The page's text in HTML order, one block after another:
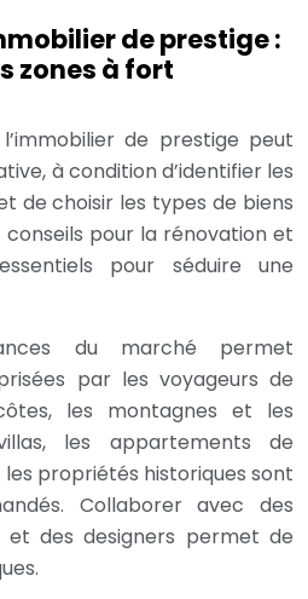
de prestige :
zones à fort
l’immobilier de prestige peut
à condition d’identifier les
de choisir les types de biens
conseils pour la rénovation et
pour séduire une
du marché permet
par les voyageurs de
les montagnes et les
les appartements de
propriétés historiques sont
Collaborer avec des
et des designers permet de